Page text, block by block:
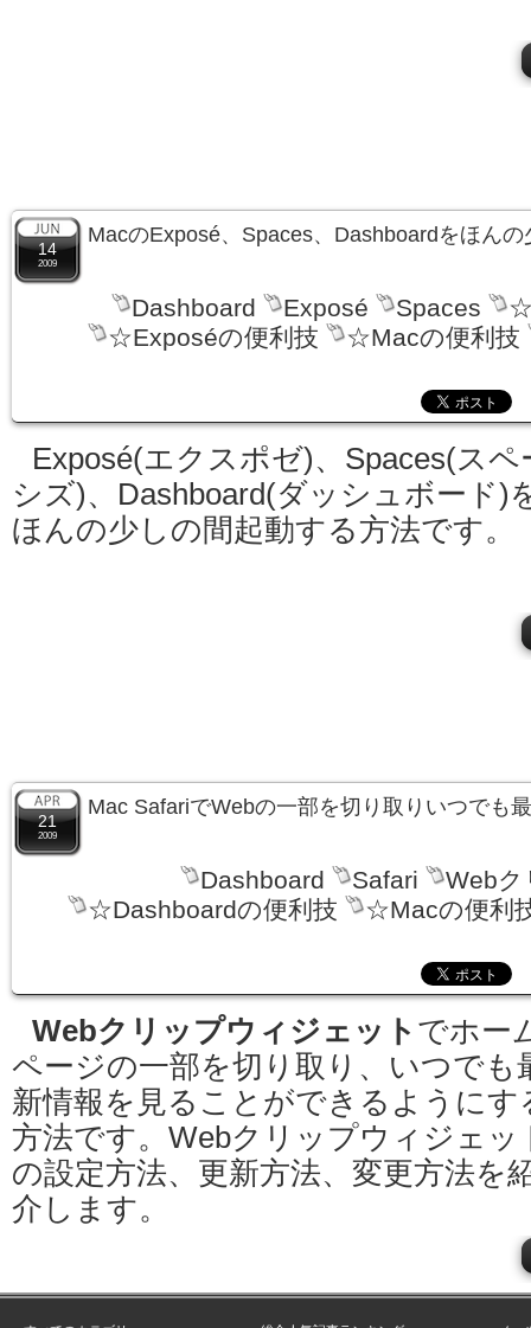
14
2009
MacのExposé、Spaces、Dashboardをほん
Dashboard Exposé Spaces
☆Exposéの便利技
☆Macの便利技
Exposé(エクスポゼ)、Spaces(スペ
シズ)、Dashboard(ダッシュボード)
ほんの少しの間起動する方法です。
21
2009
Mac SafariでWebの一部を切り取りいつでも
Dashboard Safari
Web
☆Dashboardの便利技
☆Macの便利
Webクリップウィジェット でホー
ページの一部を切り取り、いつでも
新情報を見ることができるようにす
方法です。Webクリップウィジェッ
の設定方法、更新方法、変更方法を
介します。